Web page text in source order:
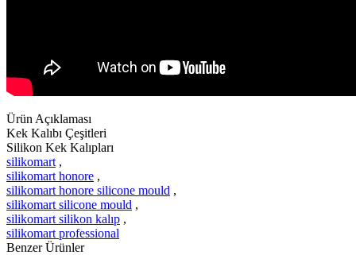
Ürün Açıklaması
Kek Kalıbı Çeşitleri
Silikon Kek Kalıpları
silikomart ,
silikomart honore ,
silikomart honore silicone mould ,
silikomart silicone mould ,
silikomart silikon kalıp ,
silikomart professional
Benzer Ürünler